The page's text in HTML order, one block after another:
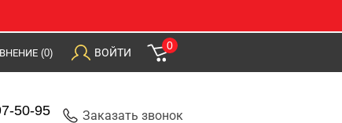
(0) ВОЙТИ
0
50-95
Заказать звонок